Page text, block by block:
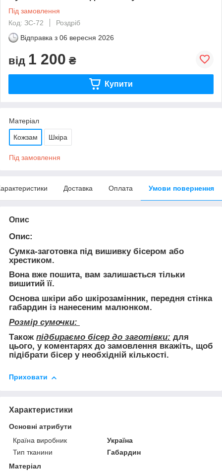
Під замовлення
Код: ЗС-72
Роздріб
Відправка з 06 вересня 2026
від 1 200 ₴
Купити
Матеріал
Кожзам Шкіра
Під замовлення
Доставка Оплата Умови повернення
Опис
Опис:
Сумка-заготовка під вишивку бісером або
хрестиком.
Вона вже пошита, вам залишається тільки
вишитий її.
Основа шкіри або шкірозамінник, передня стінка
габардин із нанесеним малюнком.
Розмір сумочки:
Також підбираємо бісер до заготівки: для
цього, у коментарях до замовлення вкажіть, щоб
підібрати бісер у необхідній кількості.
Приховати
Характеристики
Основні атрибути
Країна виробник
Україна
Тип тканини
Габардин
Матеріал